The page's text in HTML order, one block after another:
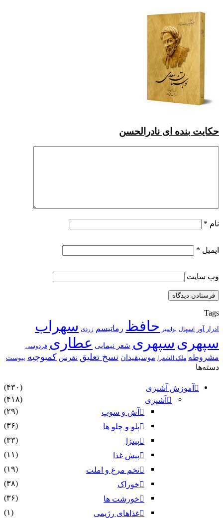
حکایت بنده ای نادرالحسن
نام *
ایمیل *
وب‌ سایت
Tags
ادرار آور اسهال بواسیر حافظ رماتیسم زردی سهراب
سپهری سپهری شعر نیمایی عطاری فردوسی
مشروطه ملک الشعرا موسیقیدان نسخ تعلیق نقرس کمبوجیه یبوست
دسته‌ها
آموزش آشپزی
(۴۳۰)
آشپزی
(۴۱۸)
آش و سوپ
(۲۹)
پلو و چلو ها
(۳۶)
پیتزا
(۳۳)
پیش غذا
(۱۱)
تخم مرغ و املت
(۱۹)
خوراک
(۳۸)
خورشت ها
(۳۶)
غذاهای رژیمی
(۱)